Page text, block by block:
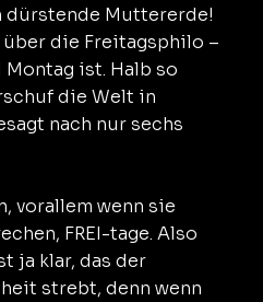
dürstende Muttererde!
die Freitagsphilo –
ist. Halb so
die Welt in
nach nur sechs
vorallem wenn sie
FREI-tage. Also
ja klar, das der
strebt, denn wenn